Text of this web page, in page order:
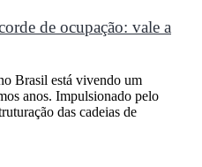
de ocupação: vale a
Brasil está vivendo um
anos. Impulsionado pelo
das cadeias de